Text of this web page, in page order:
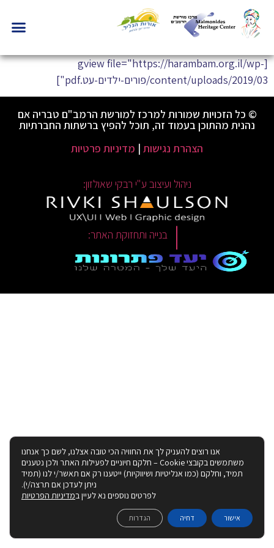
[gview file="https://harambam.org.il/wp-
content/uploads/2019/03/פורים-ילדים-עט.pdf"]
© כל הזכויות שמורות למרכז למורשת הרמב"ם טבריה אם
נהנית מהתוכן בעמוד זה, תוכל להפיץ ברשתות החברתיות
הצהרת נגישות | מדיניות פרטיות
ניהול ועיצוב ע"י רבקי שאולזון:
| בנייה ותחזוקת האתר:
אנו רוצים להעניק לך את החוויה הכי טובה אצלנו, לשם כך אנחנו
משתמשים בקובצי Cookie – חלקם חיוניים לפעילות האתר ולכן נטענים
תמיד, וחלקם (כמו אנליטיות ושיווקיות) ייטענו רק אם תאשר/י לנו (תמיד
ניתן לעדכן אם תרצה/י).
לפרטים נוספים נא לעיין במדיניות הפרטיות
אישור דחיה הגדרות